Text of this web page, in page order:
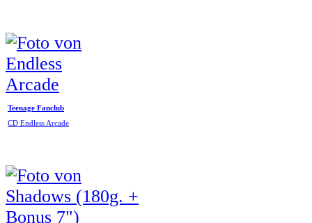
Teenage Fanclub
CD Endless Arcade